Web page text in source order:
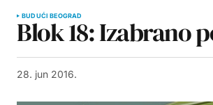
BUDUĆI BEOGRAD
Blok 18: Izabrano
28. jun 2016.